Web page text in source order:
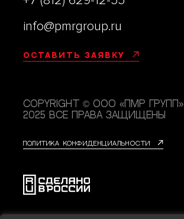
info@pmrgroup.ru
Оставить заявку
Copyright © ООО «ПМР групп»
2025 Все права защищены
Политика конфиденциальности